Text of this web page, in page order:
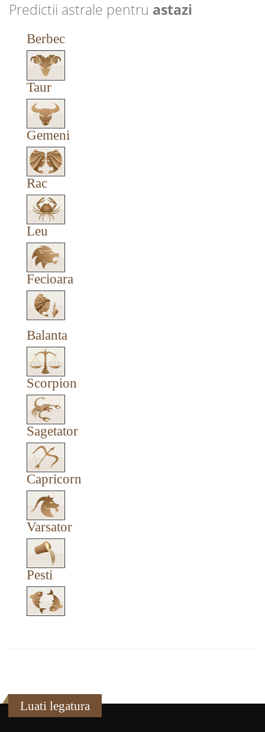
Predictii astrale pentru astazi
Berbec
Taur
Gemeni
Rac
Leu
Fecioara
Balanta
Scorpion
Sagetator
Capricorn
Varsator
Pesti
Luati legatura